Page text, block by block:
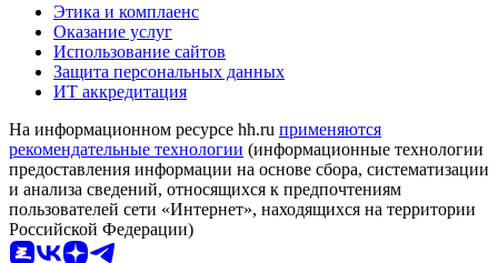
Этика и комплаенс
Оказание услуг
Использование сайтов
Защита персональных данных
ИТ аккредитация
На информационном ресурсе hh.ru применяются
рекомендательные технологии (информационные технологии
предоставления информации на основе сбора, систематизации
и анализа сведений, относящихся к предпочтениям
пользователей сети «Интернет», находящихся на территории
Российской Федерации)